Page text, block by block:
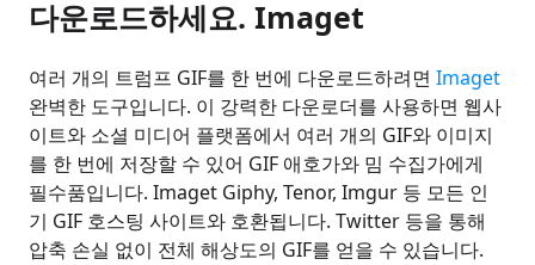
다운로드하세요. Imaget
여러 개의 트럼프 GIF를 한 번에 다운로드하려면 Imaget
완벽한 도구입니다. 이 강력한 다운로더를 사용하면 웹사
이트와 소셜 미디어 플랫폼에서 여러 개의 GIF와 이미지
를 한 번에 저장할 수 있어 GIF 애호가와 밈 수집가에게
필수품입니다. Imaget Giphy, Tenor, Imgur 등 모든 인
기 GIF 호스팅 사이트와 호환됩니다. Twitter 등을 통해
압축 손실 없이 전체 해상도의 GIF를 얻을 수 있습니다.